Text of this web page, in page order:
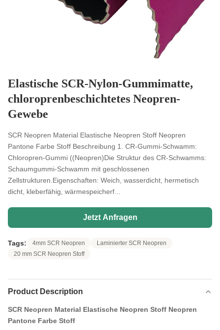
Elastische SCR-Nylon-Gummimatte,
chloroprenbeschichtetes Neopren-
Gewebe
SCR Neopren Material Elastische Neopren Stoff Neopren
Pantone Farbe Stoff Beschreibung 1. CR-Gummi-Schwamm:
Chloropren-Gummi ((Neopren)Die Struktur des CR-Schwamms:
Schaumgummi-Schwamm mit geschlossenen
Zellstrukturen.Eigenschaften: Weich, wasserdicht, hermetisch
dicht, kleberfähig, wärmespeicherf...
Jetzt Anfragen
Tags: 4mm SCR Neopren
Laminierter SCR Neopren
20 mm SCR Neopren Stoff
Product Description
SCR Neopren Material Elastische Neopren Stoff Neopren
Pantone Farbe Stoff